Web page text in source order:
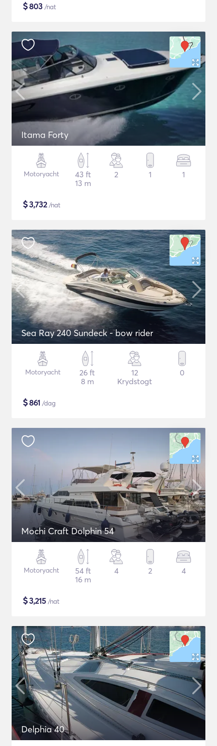
$803 /nat
Itama Forty
Motoryacht
43 ft
13 m
2 1 1
$3,732/nat
Sea Ray 240 Sundeck - bow rider
Motoryacht
26 ft
8 m
12
Krydstogt
0
$861 /dag
Mochi Craft Dolphin 54
Motoryacht
54 ft
16 m
4 2 4
$3,215 /nat
Delphia 40